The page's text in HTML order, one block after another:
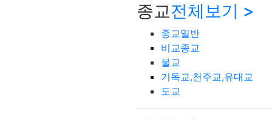
종교전체보기 >
종교일반
비교종교
불교
기독교,천주교,유대교
도교